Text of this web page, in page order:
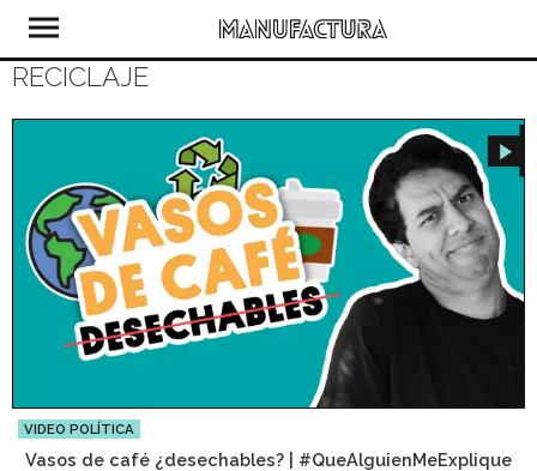
RECICLAJE
VIDEO POLÍTICA
Vasos de café ¿desechables? | #QueAlguienMeExplique